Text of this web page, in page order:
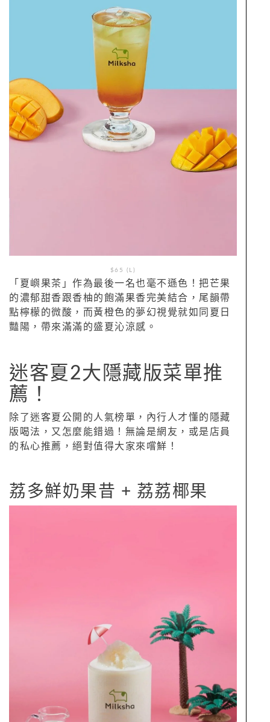
$65 (L)
「夏嶼果茶」作為最後一名也毫不遜色！把芒果
的濃郁甜香跟香柚的飽滿果香完美結合，尾韻帶
點檸檬的微酸，而黃橙色的夢幻視覺就如同夏日
豔陽，帶來滿滿的盛夏沁涼感。
迷客夏2大隱藏版菜單推
薦！
除了迷客夏公開的人氣榜單，內行人才懂的隱藏
版喝法，又怎麼能錯過！無論是網友，或是店員
的私心推薦，絕對值得大家來嚐鮮！
荔多鮮奶果昔 + 荔荔椰果